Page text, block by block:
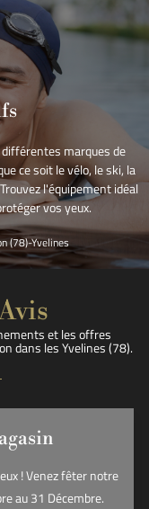
marques de
ce soit le vélo, le ski, la
l'équipement idéal
vos yeux.
(78)-Yvelines
et les offres
dans les Yvelines (78).
! Venez fêter notre
au 31 Décembre.